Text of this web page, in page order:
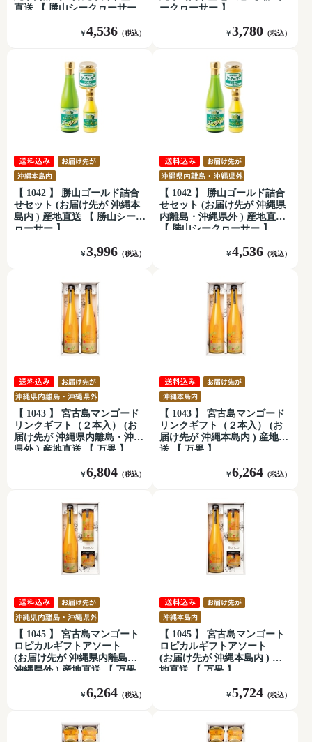
直送 【 勝山シークヮーサー
￥4,536 （税込）
ークヮーサー 】
￥3,780 （税込）
【 1042 】 勝山ゴールド詰合
せセット (お届け先が 沖縄本
島内 ) 産地直送 【 勝山シーク
ヮーサー 】
￥3,996 （税込）
【 1042 】 勝山ゴールド詰合
せセット (お届け先が 沖縄県
内離島・沖縄県外 ) 産地直送
【 勝山シークヮーサー 】
￥4,536 （税込）
【 1043 】 宮古島マンゴード
リンクギフト（２本入） (お
届け先が 沖縄県内離島・沖縄
県外 ) 産地直送 【 万果 】
￥6,804 （税込）
【 1043 】 宮古島マンゴード
リンクギフト（２本入） (お
届け先が 沖縄本島内 ) 産地直
送 【 万果 】
￥6,264 （税込）
【 1045 】 宮古島マンゴート
ロピカルギフトアソート
(お届け先が 沖縄県内離島・
沖縄県外 ) 産地直送 【 万果
￥6,264 （税込）
【 1045 】 宮古島マンゴート
ロピカルギフトアソート
(お届け先が 沖縄本島内 ) 産
地直送 【 万果 】
￥5,724 （税込）